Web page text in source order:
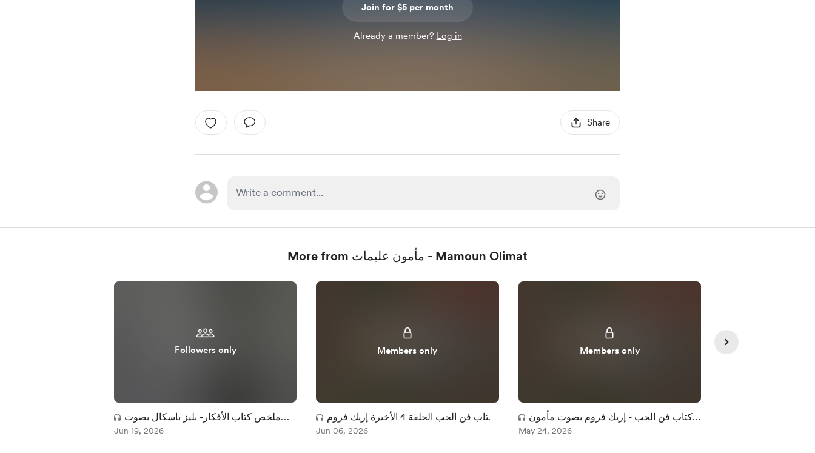
Join for $5 per month
Already a member? Log in
Share
More from مأمون عليمات - Mamoun Olimat
Followers only
ملخص كتاب الأفكار- بليز باسكال بصوت
مأمون عليمات
Jun 19, 2026
Members only
كتاب فن الحب الحلقة 4 الأخيرة إريك فروم
بصوت مأمون عليمات
Jun 06, 2026
Members only
كتاب فن الحب - إريك فروم بصوت مأمون
عليمات الحلقة 3
May 24, 2026